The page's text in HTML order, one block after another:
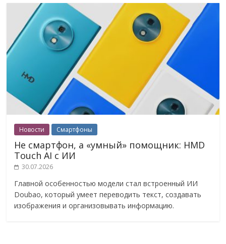
Новости Смартфоны
Не смартфон, а «умный» помощник: HMD
Touch AI с ИИ
30.07.2026
Главной особенностью модели стал встроенный ИИ
Doubao, который умеет переводить текст, создавать
изображения и организовывать информацию.